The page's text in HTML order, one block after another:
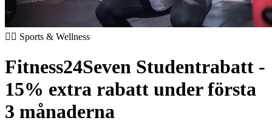
🏃‍♂️ Sports & Wellness
Fitness24Seven Studentrabatt -
15% extra rabatt under första
3 månaderna